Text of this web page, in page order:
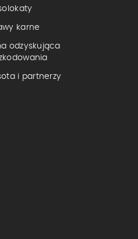
karne
odzyskująca
i partnerzy